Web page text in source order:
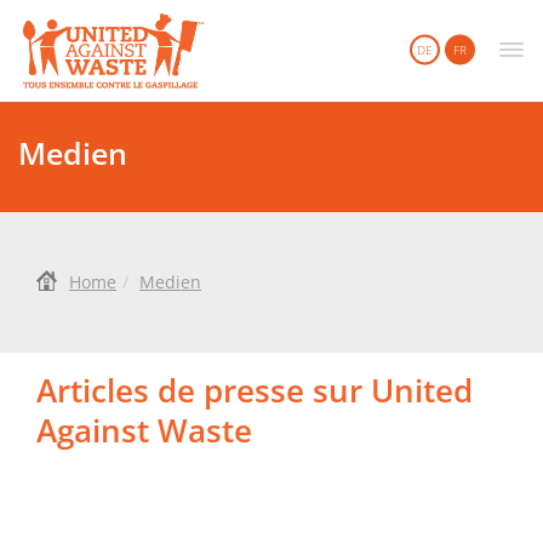
DE FR
Medien
Home Medien
Articles de presse sur United
Against Waste